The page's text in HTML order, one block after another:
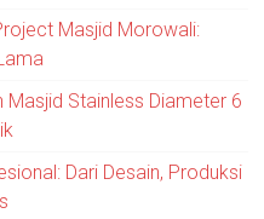
Masjid Morowali:
Stainless Diameter 6
Dari Desain, Produksi